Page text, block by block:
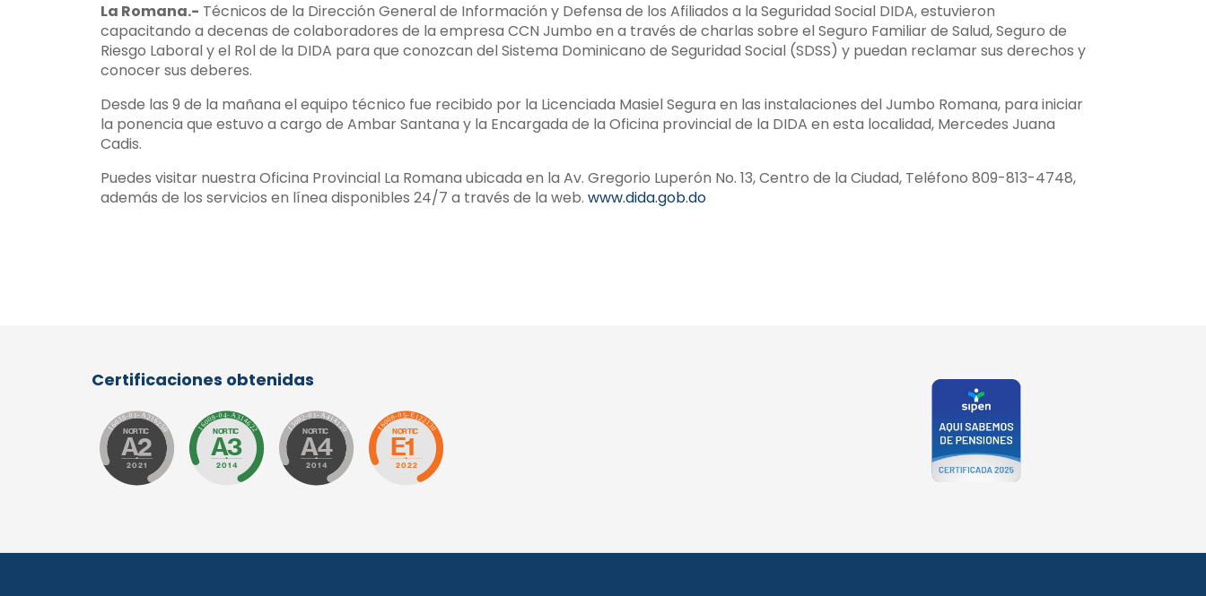
La Romana.- Técnicos de la Dirección General de Información y Defensa de los Afiliados a la Seguridad Social DIDA, estuvieron
capacitando a decenas de colaboradores de la empresa CCN Jumbo en a través de charlas sobre el Seguro Familiar de Salud, Seguro de
Riesgo Laboral y el Rol de la DIDA para que conozcan del Sistema Dominicano de Seguridad Social (SDSS) y puedan reclamar sus derechos y
conocer sus deberes.
Desde las 9 de la mañana el equipo técnico fue recibido por la Licenciada Masiel Segura en las instalaciones del Jumbo Romana, para iniciar
la ponencia que estuvo a cargo de Ambar Santana y la Encargada de la Oficina provincial de la DIDA en esta localidad, Mercedes Juana
Cadis.
Puedes visitar nuestra Oficina Provincial La Romana ubicada en la Av. Gregorio Luperón No. 13, Centro de la Ciudad, Teléfono 809-813-4748,
además de los servicios en línea disponibles 24/7 a través de la web. www.dida.gob.do
Certificaciones obtenidas